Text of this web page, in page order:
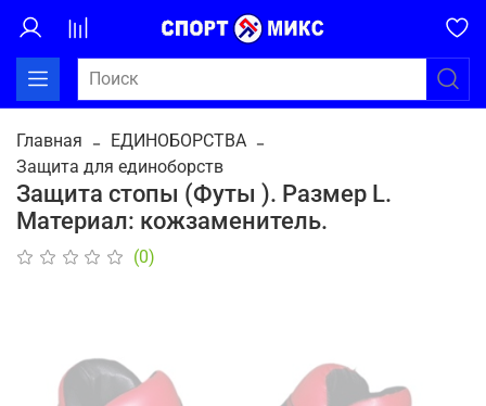
Главная
ЕДИНОБОРСТВА
Защита для единоборств
Защита стопы (Футы ). Размер L.
Материал: кожзаменитель.
(0)